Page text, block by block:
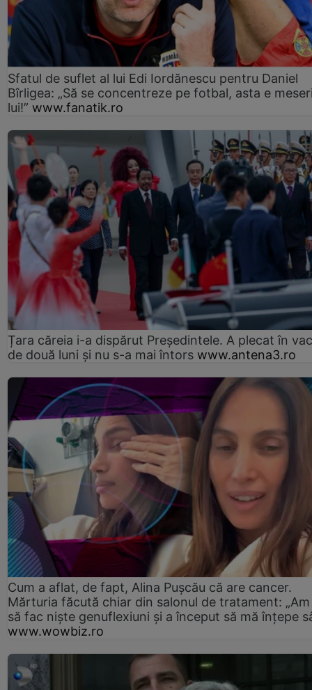
Sfatul de suflet al lui Edi Iordănescu pentru Daniel
Bîrligea: „Să se concentreze pe fotbal, asta e
lui!” www.fanatik.ro
Țara căreia i-a dispărut Președintele. A plecat în
de două luni și nu s-a mai întors www.antena3.ro
Cum a aflat, de fapt, Alina Pușcău că are cancer.
Mărturia făcută chiar din salonul de tratament:
să fac niște genuflexiuni și a început să mă înțepe
www.wowbiz.ro